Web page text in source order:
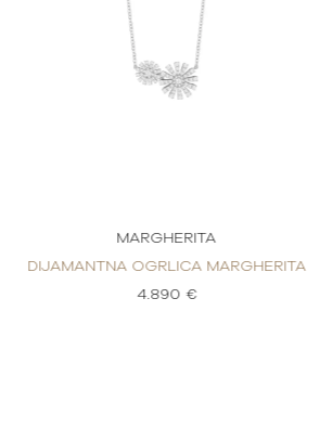
MARGHERITA
DIJAMANTNA OGRLICA MARGHERITA
4.890 €